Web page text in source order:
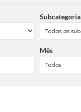
Subcategoria
Mês